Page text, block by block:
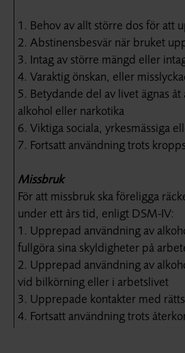
1. Behov av allt större dos för att
2. Abstinensbesvär när bruket
3. Intag av större mängd eller
4. Varaktig önskan, eller
5. Betydande del av livet ägnas
alkohol eller narkotika
6. Viktiga sociala, yrkesmässiga
7. Fortsatt användning trots
Missbruk
För att missbruk ska föreligga
under ett års tid, enligt DSM-IV:
1. Upprepad användning av
fullgöra sina skyldigheter på
2. Upprepad användning av
vid bilkörning eller i arbetslivet
3. Upprepade kontakter med
4. Fortsatt användning trots